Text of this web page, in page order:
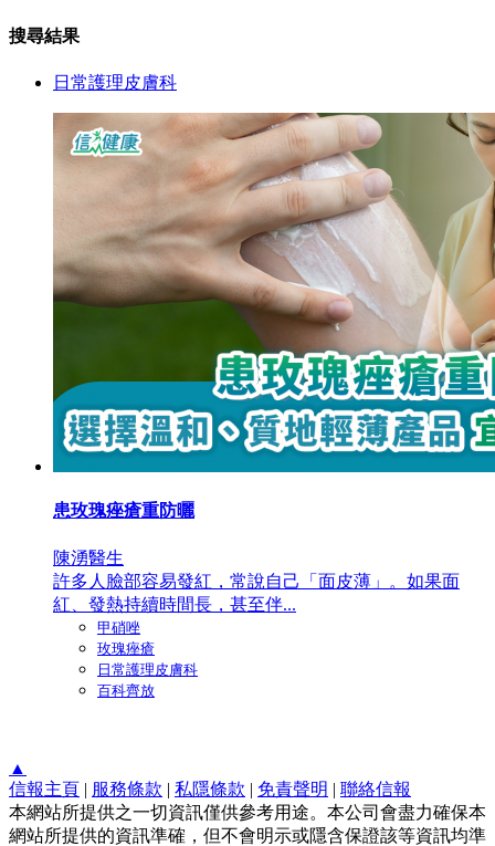
搜尋結果
日常護理皮膚科
患玫瑰痤瘡重防曬
陳湧醫生
許多人臉部容易發紅，常說自己「面皮薄」。如果面
紅、發熱持續時間長，甚至伴...
甲硝唑
玫瑰痤瘡
日常護理皮膚科
百科齊放
▲
信報主頁 | 服務條款 | 私隱條款 | 免責聲明 | 聯絡信報
本網站所提供之一切資訊僅供參考用途。本公司會盡力確保本
網站所提供的資訊準確，但不會明示或隱含保證該等資訊均準